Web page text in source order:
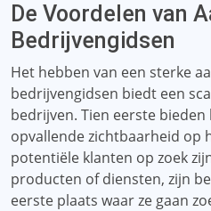
De Voordelen van
Bedrijvengidsen
Het hebben van een sterke
bedrijvengidsen biedt een
bedrijven. Tien eerste
opvallende zichtbaarheid op
potentiële klanten op zoek
producten of diensten, zijn
eerste plaats waar ze gaan